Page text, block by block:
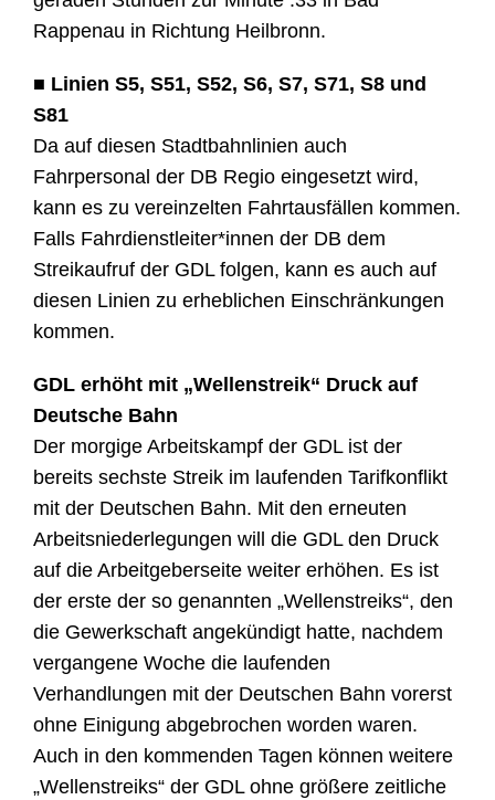
Rappenau in Richtung Heilbronn.
■ Linien S5, S51, S52, S6, S7, S71, S8 und
S81
Da auf diesen Stadtbahnlinien auch
Fahrpersonal der DB Regio eingesetzt wird,
kann es zu vereinzelten Fahrtausfällen kommen.
Falls Fahrdienstleiter*innen der DB dem
Streikaufruf der GDL folgen, kann es auch auf
diesen Linien zu erheblichen Einschränkungen
kommen.
GDL erhöht mit „Wellenstreik“ Druck auf
Deutsche Bahn
Der morgige Arbeitskampf der GDL ist der
bereits sechste Streik im laufenden Tarifkonflikt
mit der Deutschen Bahn. Mit den erneuten
Arbeitsniederlegungen will die GDL den Druck
auf die Arbeitgeberseite weiter erhöhen. Es ist
der erste der so genannten „Wellenstreiks“, den
die Gewerkschaft angekündigt hatte, nachdem
vergangene Woche die laufenden
Verhandlungen mit der Deutschen Bahn vorerst
ohne Einigung abgebrochen worden waren.
Auch in den kommenden Tagen können weitere
„Wellenstreiks“ der GDL ohne größere zeitliche